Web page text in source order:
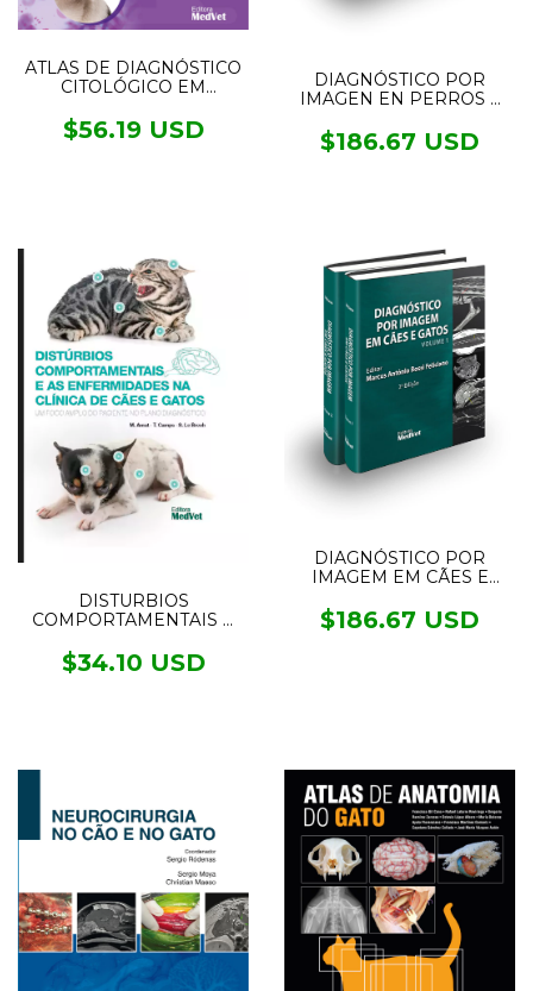
ATLAS DE DIAGNÓSTICO
CITOLÓGICO EM
$56.19 USD
DIAGNÓSTICO POR
IMAGEN EN PERROS Y
$186.67 USD
DISTURBIOS
COMPORTAMENTAIS E
CLÍNICA DE CÃES E
GATOS
$34.10 USD
DIAGNÓSTICO POR
IMAGEM EM CÃES E
$186.67 USD